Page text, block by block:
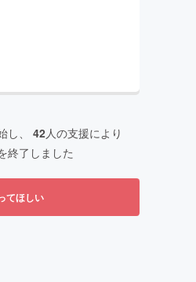
し、 42人の支援により
終了しました
てほしい